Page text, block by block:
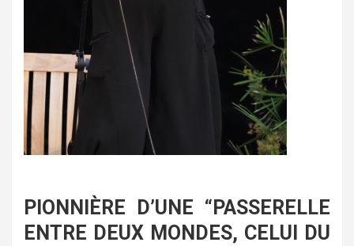
PIONNIÈRE D’UNE “PASSERELLE
ENTRE DEUX MONDES, CELUI DU